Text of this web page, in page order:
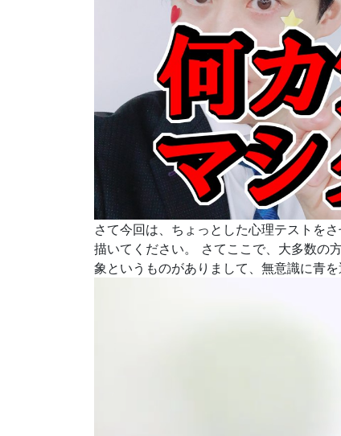
さて今回は、ちょっとした心理テストを
描いてください。 さてここで、大多数の
象というものがありまして、無意識に青